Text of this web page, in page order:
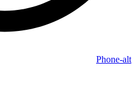
Phone-alt